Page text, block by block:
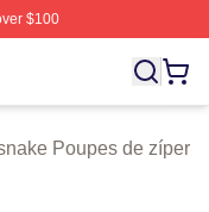
$100
Whitesnake
Poupes de zíper